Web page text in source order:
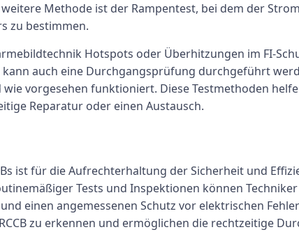
Methode ist der Rampentest, bei dem der
zu bestimmen.
Hotspots oder Überhitzungen im FI-
auch eine Durchgangsprüfung durchgeführt
vorgesehen funktioniert. Diese Testmethoden
Reparatur oder einen Austausch.
ist für die Aufrechterhaltung der Sicherheit und
Tests und Inspektionen können
einen angemessenen Schutz vor elektrischen
zu erkennen und ermöglichen die rechtzeitige